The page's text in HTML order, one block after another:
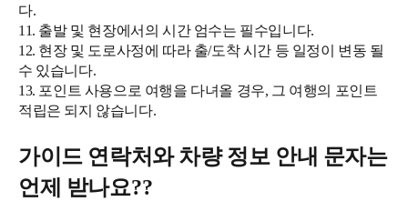
다.
11. 출발 및 현장에서의 시간 엄수는 필수입니다.
12. 현장 및 도로사정에 따라 출/도착 시간 등 일정이 변동 될
수 있습니다.
13. 포인트 사용으로 여행을 다녀올 경우, 그 여행의 포인트
적립은 되지 않습니다.
가이드 연락처와 차량 정보 안내 문자는
언제 받나요??